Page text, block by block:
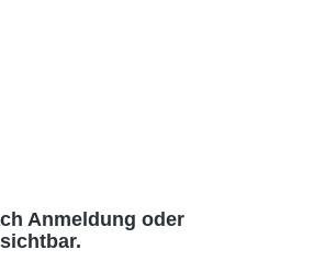
Anmeldung oder